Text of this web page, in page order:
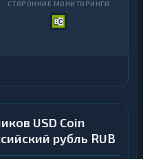
USD Coin
рубль RUB